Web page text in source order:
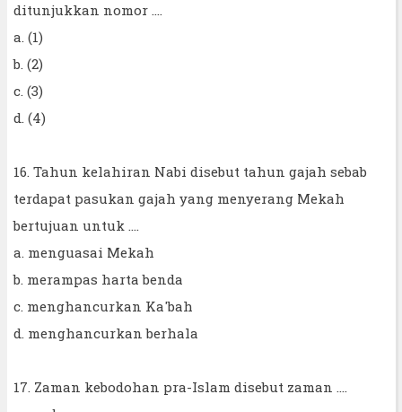
ditunjukkan nomor ....
a. (1)
b. (2)
c. (3)
d. (4)
16. Tahun kelahiran Nabi disebut tahun gajah sebab
terdapat pasukan gajah yang menyerang Mekah
bertujuan untuk ....
a. menguasai Mekah
b. merampas harta benda
c. menghancurkan Ka'bah
d. menghancurkan berhala
17. Zaman kebodohan pra-Islam disebut zaman ….